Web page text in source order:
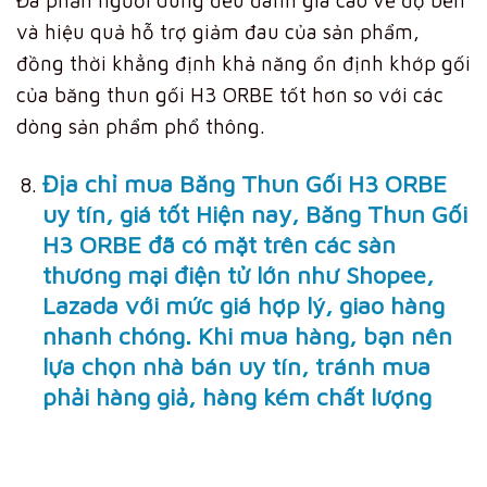
và hiệu quả hỗ trợ giảm đau của sản phẩm,
đồng thời khẳng định khả năng ổn định khớp gối
của băng thun gối H3 ORBE tốt hơn so với các
dòng sản phẩm phổ thông.
Địa chỉ mua Băng Thun Gối H3 ORBE
uy tín, giá tốt Hiện nay, Băng Thun Gối
H3 ORBE đã có mặt trên các sàn
thương mại điện tử lớn như Shopee,
Lazada với mức giá hợp lý, giao hàng
nhanh chóng. Khi mua hàng, bạn nên
lựa chọn nhà bán uy tín, tránh mua
phải hàng giả, hàng kém chất lượng